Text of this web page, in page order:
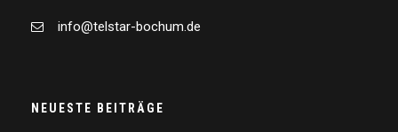
info@telstar-bochum.de
NEUESTE BEITRÄGE